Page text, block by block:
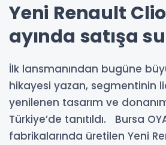
Yeni Renault
ayında satışa
İlk lansmanından bugüne
hikayesi yazan, segmentinin
yenilenen tasarım ve
Türkiye’de tanıtıldı. Bursa
fabrikalarında üretilen Yeni